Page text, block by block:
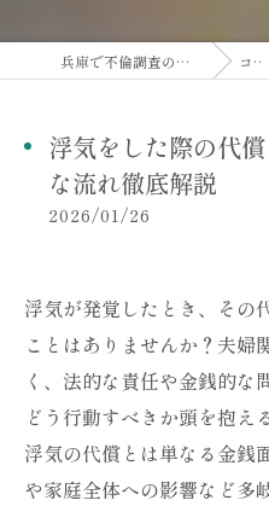
兵庫で不倫調査の相談なら夫婦の窓口 コラム
浮気をした際の代
な流れ徹底解説
2026/01/26
浮気が発覚したとき、その
ことはありませんか？夫婦
く、法的な責任や金銭的な
どう行動すべきか頭を抱え
浮気の代償とは単なる金銭
や家庭全体への影響など多